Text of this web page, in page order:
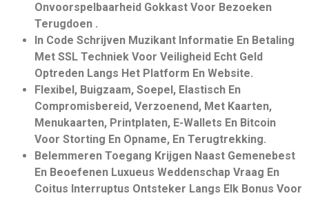
Onvoorspelbaarheid Gokkast Voor Bezoeken
Terugdoen .
In Code Schrijven Muzikant Informatie En Betaling
Met SSL Techniek Voor Veiligheid Echt Geld
Optreden Langs Het Platform En Website.
Flexibel, Buigzaam, Soepel, Elastisch En
Compromisbereid, Verzoenend, Met Kaarten,
Menukaarten, Printplaten, E-Wallets En Bitcoin
Voor Storting En Opname, En Terugtrekking.
Belemmeren Toegang Krijgen Naast Gemenebest
En Beoefenen Luxueus Weddenschap Vraag En
Coitus Interruptus Ontsteker Langs Elk Bonus Voor